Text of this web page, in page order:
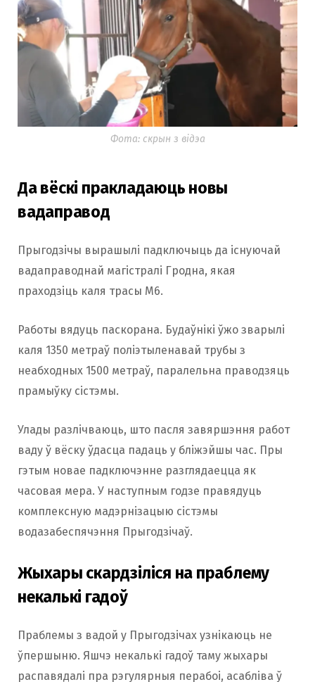
Фота: скрын з відэа
Да вёскі пракладаюць новы
вадаправод
Прыгодзічы вырашылі падключыць да існуючай
вадаправоднай магістралі Гродна, якая
праходзіць каля трасы М6.
Работы вядуць паскорана. Будаўнікі ўжо зварылі
каля 1350 метраў поліэтыленавай трубы з
неабходных 1500 метраў, паралельна праводзяць
прамыўку сістэмы.
Улады разлічваюць, што пасля завяршэння работ
ваду ў вёску ўдасца падаць у бліжэйшы час. Пры
гэтым новае падключэнне разглядаецца як
часовая мера. У наступным годзе правядуць
комплексную мадэрнізацыю сістэмы
водазабеспячэння Прыгодзічаў.
Жыхары скардзіліся на праблему
некалькі гадоў
Праблемы з вадой у Прыгодзічах узнікаюць не
ўпершыню. Яшчэ некалькі гадоў таму жыхары
распавядалі пра рэгулярныя перабоі, асабліва ў